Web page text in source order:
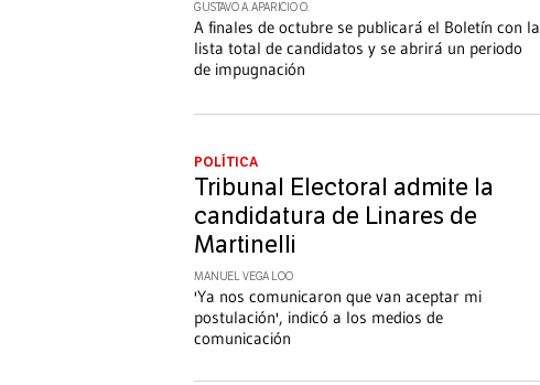
GUSTAVO A. APARICIO O.
A finales de octubre se publicará el Boletín con la
lista total de candidatos y se abrirá un periodo
de impugnación
POLÍTICA
Tribunal Electoral admite la
candidatura de Linares de
Martinelli
MANUEL VEGA LOO
'Ya nos comunicaron que van aceptar mi
postulación', indicó a los medios de
comunicación